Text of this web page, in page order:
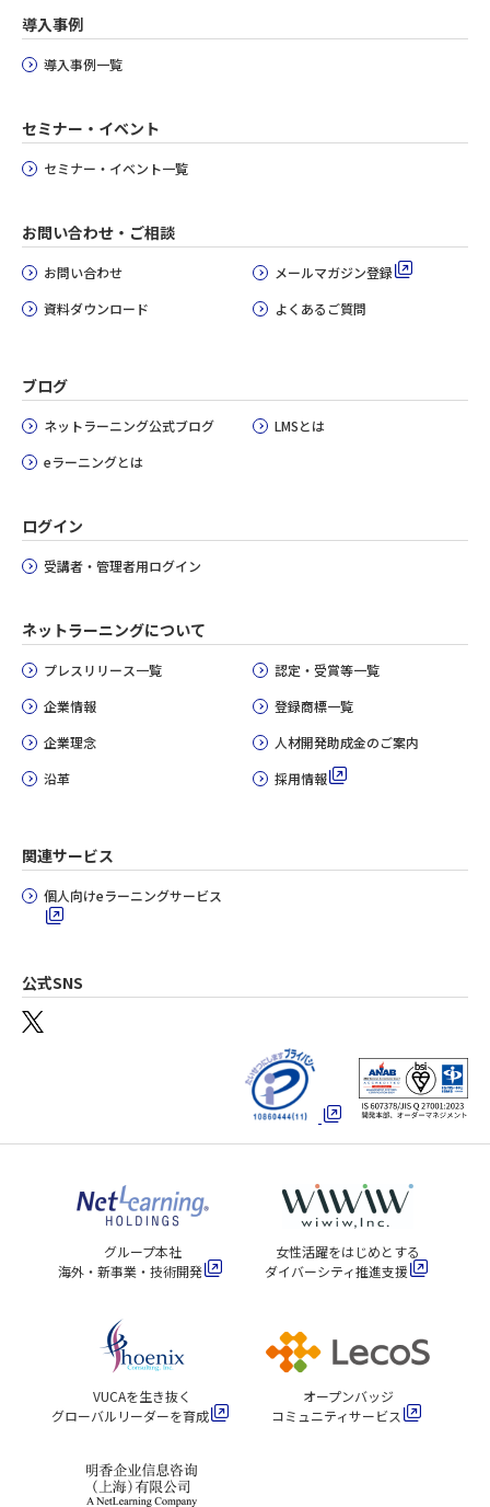
導入事例
導入事例一覧
セミナー・イベント
セミナー・イベント一覧
お問い合わせ・ご相談
お問い合わせ
資料ダウンロード
メールマガジン登録
よくあるご質問
ブログ
ネットラーニング公式ブログ
eラーニングとは
LMSとは
ログイン
受講者・管理者用ログイン
ネットラーニングについて
プレスリリース一覧
企業情報
企業理念
沿革
認定・受賞等一覧
登録商標一覧
人材開発助成金のご案内
採用情報
関連サービス
個人向けeラーニングサービス
公式SNS
グループ本社
海外・新事業・技術開発
女性活躍をはじめとする
ダイバーシティ推進支援
VUCAを生き抜く
グローバルリーダーを育成
オープンバッジ
コミュニティサービス